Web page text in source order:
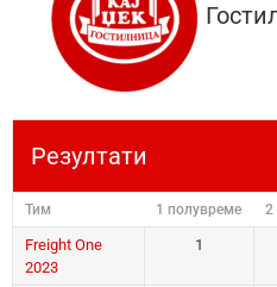
Резултати
Тим 1 полувреме 2
Freight One
2023
1